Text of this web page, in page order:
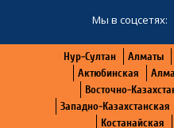
Мы в соцсетях:
Нур-Султан Алматы
Актюбинская
Восточно-
Западно-Казахстанская
Костанайская